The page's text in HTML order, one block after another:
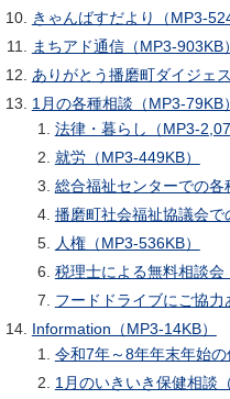
きゃんばすだより（MP3-
まちアド通信（MP3-903KB）
ありがとう播磨町ダイジェ
1月の各種相談（MP3-79KB）
法律・暮らし（MP3-
就労（MP3-449KB）
総合福祉センターでの各
播磨町社会福祉協議会で
人権（MP3-536KB）
税理士による無料相談会
フードドライブにご協
Information（MP3-14KB）
令和7年～8年年末年始
1月のいきいき保健相談